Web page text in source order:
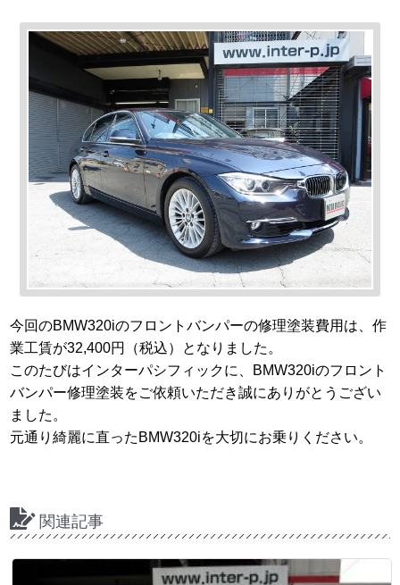
今回のBMW320iのフロントバンパーの修理塗装費用は、作
業工賃が32,400円（税込）となりました。
このたびはインターパシフィックに、BMW320iのフロント
バンパー修理塗装をご依頼いただき誠にありがとうござい
ました。
元通り綺麗に直ったBMW320iを大切にお乗りください。
関連記事